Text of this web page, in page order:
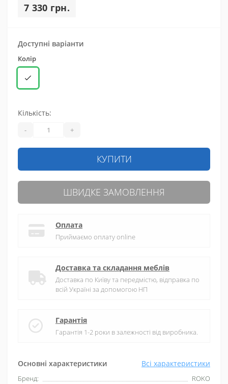
7 330 грн.
Основні характеристики Всі характеристики
Бренд:
ROKO
Доступні варіанти
Колір
Кількість:
- +
КУПИТИ
ШВИДКЕ ЗАМОВЛЕННЯ
Оплата
Приймаємо оплату online
Доставка та складання меблів
Доставка по Київу та передмістю, відправка по
всій Україні за допомогою НП
Гарантія
Гарантія 1-2 роки в залежності від виробника.